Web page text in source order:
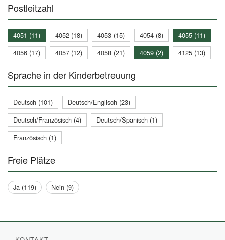
Postleitzahl
4051 (11) 4052 (18) 4053 (15) 4054 (8)
4055 (11)
4056 (17)
4057 (12) 4058 (21) 4059 (2) 4125 (13)
Sprache in der Kinderbetreuung
Deutsch (101)
Deutsch/Englisch (23)
Deutsch/Französisch (4)
Deutsch/Spanisch (1)
Französisch (1)
Freie Plätze
Ja (119) Nein (9)